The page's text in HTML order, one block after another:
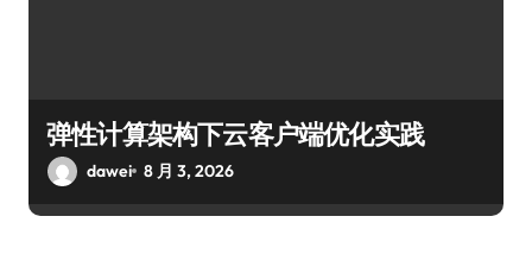
弹性计算架构下云客户端优化实践
dawei 8 月 3, 2026